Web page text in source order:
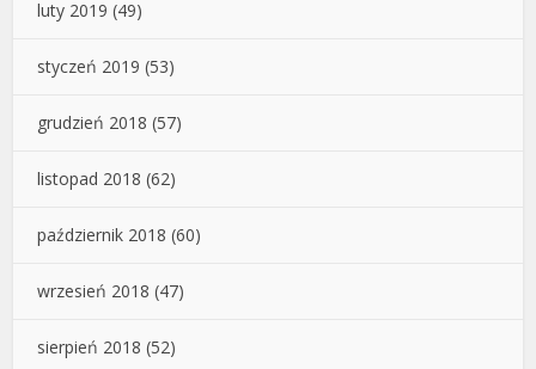
luty 2019 (49)
styczeń 2019 (53)
grudzień 2018 (57)
listopad 2018 (62)
październik 2018 (60)
wrzesień 2018 (47)
sierpień 2018 (52)